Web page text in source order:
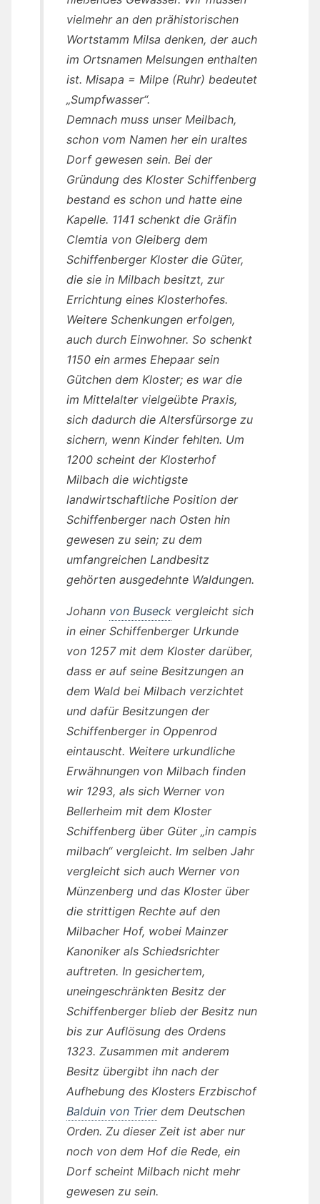
vielmehr an den prähistorischen
Wortstamm Milsa denken, der auch
im Ortsnamen Melsungen enthalten
ist. Misapa = Milpe (Ruhr) bedeutet
„Sumpfwasser“.
Demnach muss unser Meilbach,
schon vom Namen her ein uraltes
Dorf gewesen sein. Bei der
Gründung des Kloster Schiffenberg
bestand es schon und hatte eine
Kapelle. 1141 schenkt die Gräfin
Clemtia von Gleiberg dem
Schiffenberger Kloster die Güter,
die sie in Milbach besitzt, zur
Errichtung eines Klosterhofes.
Weitere Schenkungen erfolgen,
auch durch Einwohner. So schenkt
1150 ein armes Ehepaar sein
Gütchen dem Kloster; es war die
im Mittelalter vielgeübte Praxis,
sich dadurch die Altersfürsorge zu
sichern, wenn Kinder fehlten. Um
1200 scheint der Klosterhof
Milbach die wichtigste
landwirtschaftliche Position der
Schiffenberger nach Osten hin
gewesen zu sein; zu dem
umfangreichen Landbesitz
gehörten ausgedehnte Waldungen.
Johann von Buseck vergleicht sich
in einer Schiffenberger Urkunde
von 1257 mit dem Kloster darüber,
dass er auf seine Besitzungen an
dem Wald bei Milbach verzichtet
und dafür Besitzungen der
Schiffenberger in Oppenrod
eintauscht. Weitere urkundliche
Erwähnungen von Milbach finden
wir 1293, als sich Werner von
Bellerheim mit dem Kloster
Schiffenberg über Güter „in campis
milbach“ vergleicht. Im selben Jahr
vergleicht sich auch Werner von
Münzenberg und das Kloster über
die strittigen Rechte auf den
Milbacher Hof, wobei Mainzer
Kanoniker als Schiedsrichter
auftreten. In gesichertem,
uneingeschränkten Besitz der
Schiffenberger blieb der Besitz nun
bis zur Auflösung des Ordens
1323. Zusammen mit anderem
Besitz übergibt ihn nach der
Aufhebung des Klosters Erzbischof
Balduin von Trierdem Deutschen
Orden. Zu dieser Zeit ist aber nur
noch von dem Hof die Rede, ein
Dorf scheint Milbach nicht mehr
gewesen zu sein.